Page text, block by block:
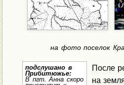
на фото поселок
подслушано в
Прибитюжье:
В пгт. Анна скоро
После
на